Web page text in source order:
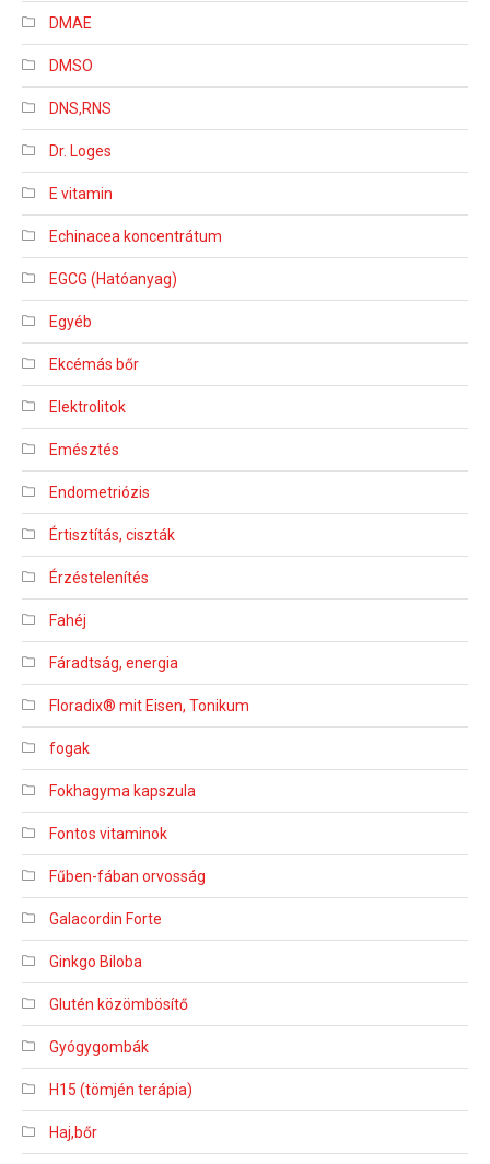
DMAE
DMSO
DNS,RNS
Dr. Loges
E vitamin
Echinacea koncentrátum
EGCG (Hatóanyag)
Egyéb
Ekcémás bőr
Elektrolitok
Emésztés
Endometriózis
Értisztítás, ciszták
Érzéstelenítés
Fahéj
Fáradtság, energia
Floradix® mit Eisen, Tonikum
fogak
Fokhagyma kapszula
Fontos vitaminok
Fűben-fában orvosság
Galacordin Forte
Ginkgo Biloba
Glutén közömbösítő
Gyógygombák
H15 (tömjén terápia)
Haj,bőr